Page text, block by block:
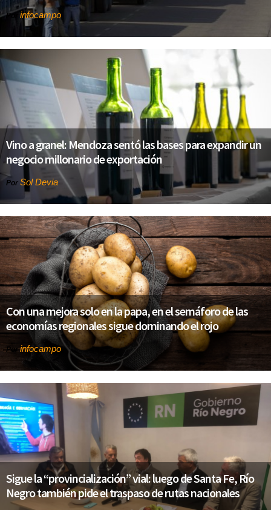
Por infocampo
Vino a granel: Mendoza sentó las bases para expandir un
negocio millonario de exportación
Por Sol Devia
Con una mejora solo en la papa, en el semáforo de las
economías regionales sigue dominando el rojo
Porinfocampo
Sigue la “provincialización” vial: luego de Santa Fe, Río
Negro también pide el traspaso de rutas nacionales